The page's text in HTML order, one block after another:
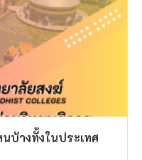
บ้างทั้งในประเทศ